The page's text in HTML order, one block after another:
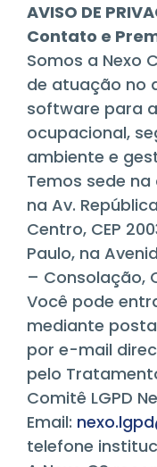
AVISO DE
Contato e
Somos a Nexo
de atuação no
software para
ocupacional,
ambiente e
Temos sede
na Av.
Centro, CEP
Paulo, na
– Consolação,
Você pode
mediante
por e-mail
pelo
Comitê LGPD
Email:
telefone